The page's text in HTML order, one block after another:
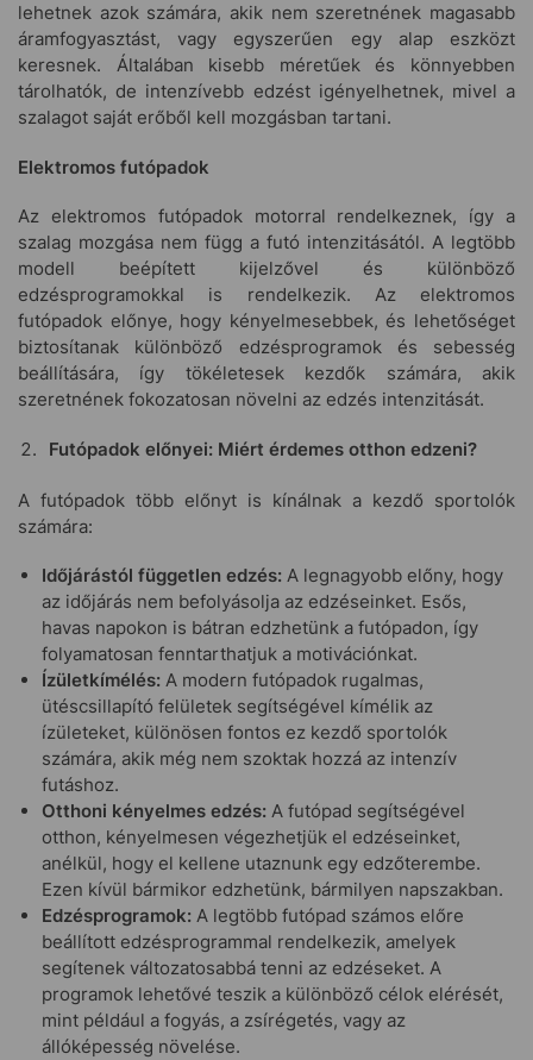
lehetnek azok számára, akik nem szeretnének magasabb
áramfogyasztást, vagy egyszerűen egy alap eszközt
keresnek. Általában kisebb méretűek és könnyebben
tárolhatók, de intenzívebb edzést igényelhetnek, mivel a
szalagot saját erőből kell mozgásban tartani.
Elektromos futópadok
Az elektromos futópadok motorral rendelkeznek, így a
szalag mozgása nem függ a futó intenzitásától. A legtöbb
modell beépített kijelzővel és különböző
edzésprogramokkal is rendelkezik. Az elektromos
futópadok előnye, hogy kényelmesebbek, és lehetőséget
biztosítanak különböző edzésprogramok és sebesség
beállítására, így tökéletesek kezdők számára, akik
szeretnének fokozatosan növelni az edzés intenzitását.
Futópadok előnyei: Miért érdemes otthon edzeni?
A futópadok több előnyt is kínálnak a kezdő sportolók
számára:
Időjárástól független edzés: A legnagyobb előny, hogy
az időjárás nem befolyásolja az edzéseinket. Esős,
havas napokon is bátran edzhetünk a futópadon, így
folyamatosan fenntarthatjuk a motivációnkat.
Ízületkímélés: A modern futópadok rugalmas,
ütéscsillapító felületek segítségével kímélik az
ízületeket, különösen fontos ez kezdő sportolók
számára, akik még nem szoktak hozzá az intenzív
futáshoz.
Otthoni kényelmes edzés: A futópad segítségével
otthon, kényelmesen végezhetjük el edzéseinket,
anélkül, hogy el kellene utaznunk egy edzőterembe.
Ezen kívül bármikor edzhetünk, bármilyen napszakban.
Edzésprogramok: A legtöbb futópad számos előre
beállított edzésprogrammal rendelkezik, amelyek
segítenek változatosabbá tenni az edzéseket. A
programok lehetővé teszik a különböző célok elérését,
mint például a fogyás, a zsírégetés, vagy az
állóképesség növelése.